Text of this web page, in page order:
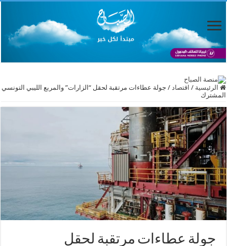
الرئيسية / اقتصاد / جولة عطاءات مرتقبة لحقل “الزارات” والمربع الليبي التونسي
المشترك
جولة عطاءات مرتقبة لحقل